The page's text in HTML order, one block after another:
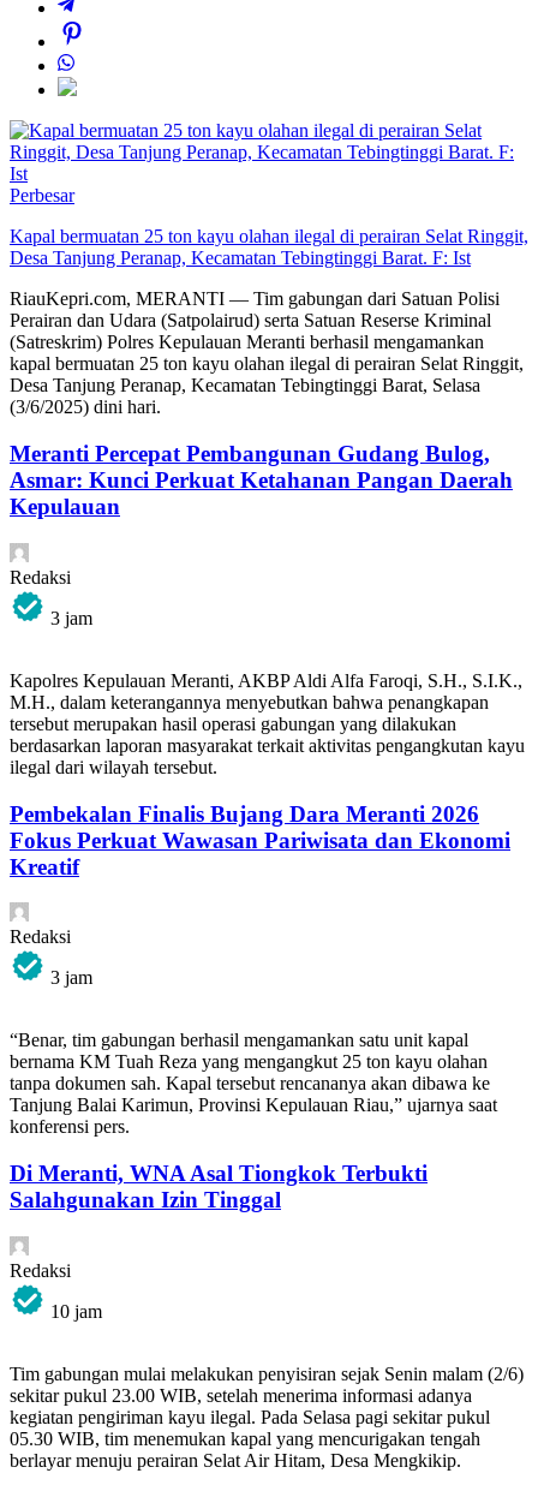
Perbesar
Kapal bermuatan 25 ton kayu olahan ilegal di perairan Selat Ringgit,
Desa Tanjung Peranap, Kecamatan Tebingtinggi Barat. F: Ist
RiauKepri.com, MERANTI — Tim gabungan dari Satuan Polisi
Perairan dan Udara (Satpolairud) serta Satuan Reserse Kriminal
(Satreskrim) Polres Kepulauan Meranti berhasil mengamankan
kapal bermuatan 25 ton kayu olahan ilegal di perairan Selat Ringgit,
Desa Tanjung Peranap, Kecamatan Tebingtinggi Barat, Selasa
(3/6/2025) dini hari.
Meranti Percepat Pembangunan Gudang Bulog,
Asmar: Kunci Perkuat Ketahanan Pangan Daerah
Kepulauan
Redaksi
3 jam
Kapolres Kepulauan Meranti, AKBP Aldi Alfa Faroqi, S.H., S.I.K.,
M.H., dalam keterangannya menyebutkan bahwa penangkapan
tersebut merupakan hasil operasi gabungan yang dilakukan
berdasarkan laporan masyarakat terkait aktivitas pengangkutan kayu
ilegal dari wilayah tersebut.
Pembekalan Finalis Bujang Dara Meranti 2026
Fokus Perkuat Wawasan Pariwisata dan Ekonomi
Kreatif
Redaksi
3 jam
“Benar, tim gabungan berhasil mengamankan satu unit kapal
bernama KM Tuah Reza yang mengangkut 25 ton kayu olahan
tanpa dokumen sah. Kapal tersebut rencananya akan dibawa ke
Tanjung Balai Karimun, Provinsi Kepulauan Riau,” ujarnya saat
konferensi pers.
Di Meranti, WNA Asal Tiongkok Terbukti
Salahgunakan Izin Tinggal
Redaksi
10 jam
Tim gabungan mulai melakukan penyisiran sejak Senin malam (2/6)
sekitar pukul 23.00 WIB, setelah menerima informasi adanya
kegiatan pengiriman kayu ilegal. Pada Selasa pagi sekitar pukul
05.30 WIB, tim menemukan kapal yang mencurigakan tengah
berlayar menuju perairan Selat Air Hitam, Desa Mengkikip.